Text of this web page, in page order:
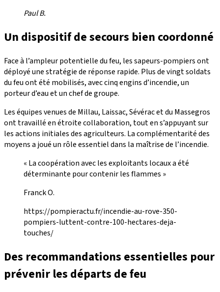
Paul B.
Un dispositif de secours bien coordonné
Face à l’ampleur potentielle du feu, les sapeurs-pompiers ont
déployé une stratégie de réponse rapide. Plus de vingt soldats
du feu ont été mobilisés, avec cinq engins d’incendie, un
porteur d’eau et un chef de groupe.
Les équipes venues de Millau, Laissac, Sévérac et du Massegros
ont travaillé en étroite collaboration, tout en s’appuyant sur
les actions initiales des agriculteurs. La complémentarité des
moyens a joué un rôle essentiel dans la maîtrise de l’incendie.
« La coopération avec les exploitants locaux a été
déterminante pour contenir les flammes »
Franck O.
https://pompieractu.fr/incendie-au-rove-350-
pompiers-luttent-contre-100-hectares-deja-
touches/
Des recommandations essentielles pour
prévenir les départs de feu